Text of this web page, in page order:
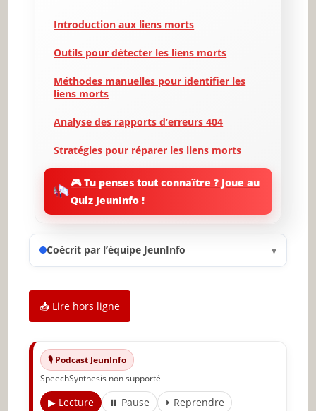
Introduction aux liens morts
Outils pour détecter les liens morts
Méthodes manuelles pour identifier les
liens morts
Analyse des rapports d’erreurs 404
Stratégies pour réparer les liens morts
Implémentation de redirections
appropriées
Prévention de l’apparition de liens morts
Impact des liens morts sur le SEO
✨ Nouveau sur JeunInfo ?
Partager l'amour
🎮 Tu penses tout connaître ? Joue au
Quiz JeunInfo !
Coécrit par l’équipe JeunInfo ▾
📥 Lire hors ligne
🎙️ Podcast JeunInfo
SpeechSynthesis non supporté
▶ Lecture ⏸ Pause
⏵ Reprendre